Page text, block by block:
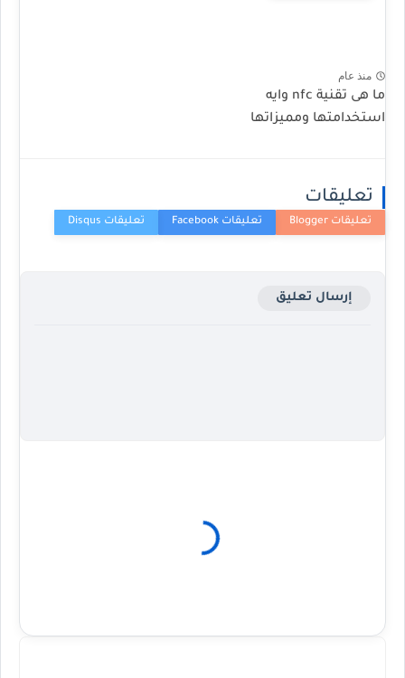
منذ عام
ما هى تقنية nfc وايه
استخدامتها ومميزاتها
تعليقات
إرسال تعليق